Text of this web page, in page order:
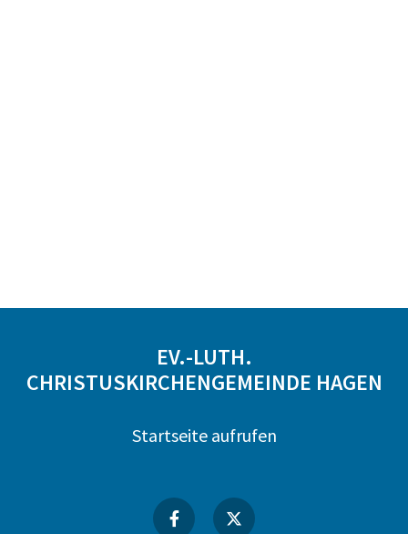
EV.-LUTH.
CHRISTUSKIRCHENGEMEINDE HAGEN
Startseite aufrufen